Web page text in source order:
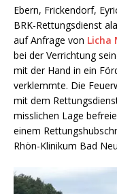
Ebern, Frickendorf,
BRK-Rettungsdienst
auf Anfrage von Licha
bei der Verrichtung
mit der Hand in ein
verklemmte. Die
mit dem
misslichen Lage
einem
Rhön-Klinikum Bad